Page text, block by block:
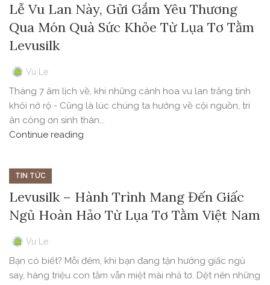
Lễ Vu Lan Này, Gửi Gắm Yêu Thương
Qua Món Quà Sức Khỏe Từ Lụa Tơ Tằm
Levusilk
Vu Le
Tháng 7 âm lịch về, khi những cánh hoa vu lan trắng tinh
khôi nở rộ - Cũng là lúc chúng ta hướng về cội nguồn, tri
ân công ơn sinh thàn...
Continue reading
TIN TỨC
Levusilk – Hành Trình Mang Đến Giấc
Ngủ Hoàn Hảo Từ Lụa Tơ Tằm Việt Nam
Vu Le
Bạn có biết? Mỗi đêm, khi bạn đang tận hưởng giấc ngủ
say, hàng triệu con tằm vẫn miệt mài nhả tơ. Dệt nên những